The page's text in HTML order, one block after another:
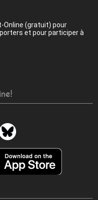
Online (gratuit) pour
et pour participer à